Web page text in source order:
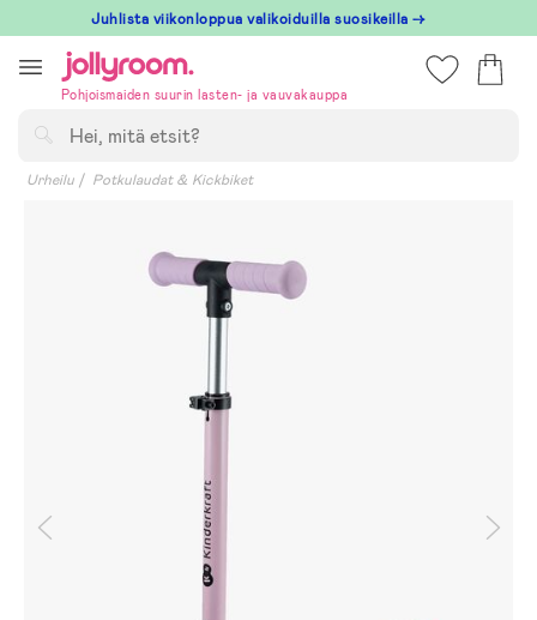
till
innehållet
Juhlista viikonloppua valikoiduilla suosikeilla →
Pohjoismaiden suurin lasten- ja vauvakauppa
Urheilu Potkulaudat & Kickbiket